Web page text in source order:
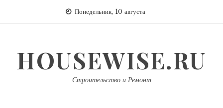
Понедельник, 10 августа
HOUSEWISE.RU
Строительство и Ремонт